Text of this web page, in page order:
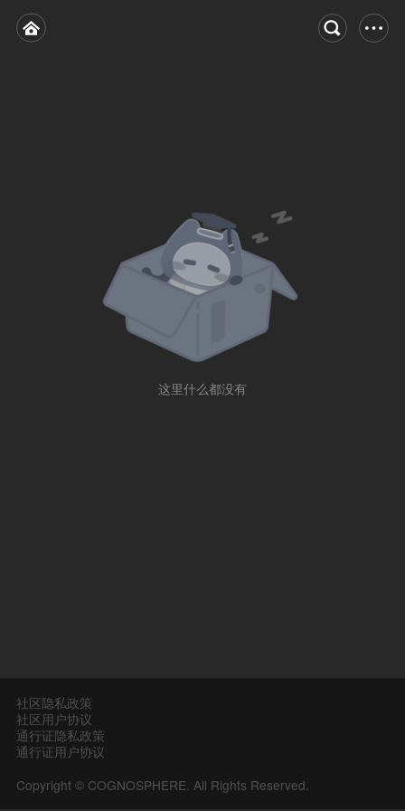
这里什么都没有
社区隐私政策
社区用户协议
通行证隐私政策
通行证用户协议
Copyright © COGNOSPHERE. All Rights Reserved.